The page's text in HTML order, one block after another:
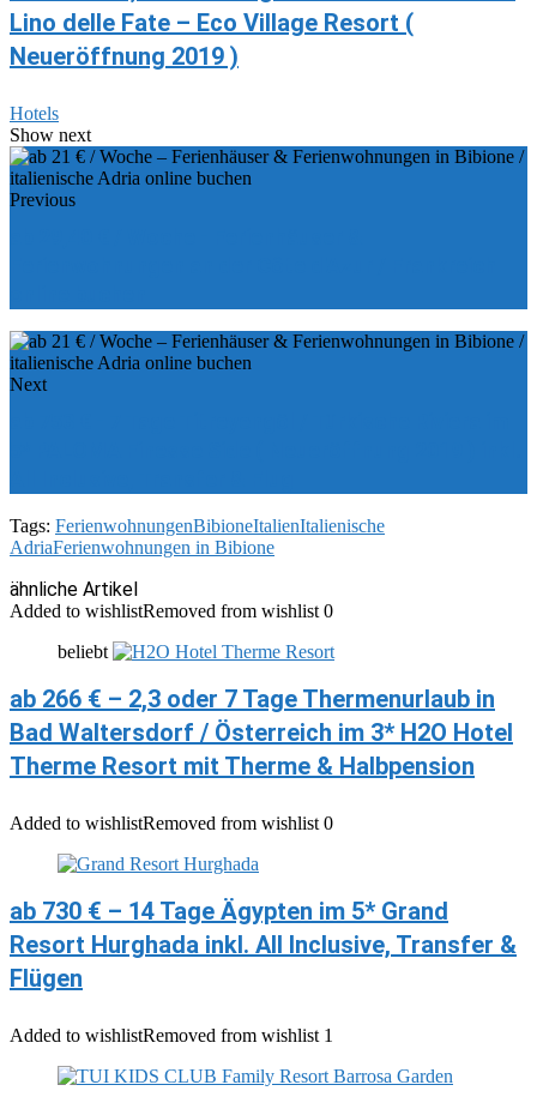
Lino delle Fate – Eco Village Resort (
Neueröffnung 2019 )
Hotels
Show next
Previous
Next
Tags: FerienwohnungenBibioneItalienItalienische
AdriaFerienwohnungen in Bibione
ähnliche Artikel
Added to wishlistRemoved from wishlist 0
beliebt
ab 266 € – 2,3 oder 7 Tage Thermenurlaub in
Bad Waltersdorf / Österreich im 3* H2O Hotel
Therme Resort mit Therme & Halbpension
Added to wishlistRemoved from wishlist 0
ab 730 € – 14 Tage Ägypten im 5* Grand
Resort Hurghada inkl. All Inclusive, Transfer &
Flügen
Added to wishlistRemoved from wishlist 1